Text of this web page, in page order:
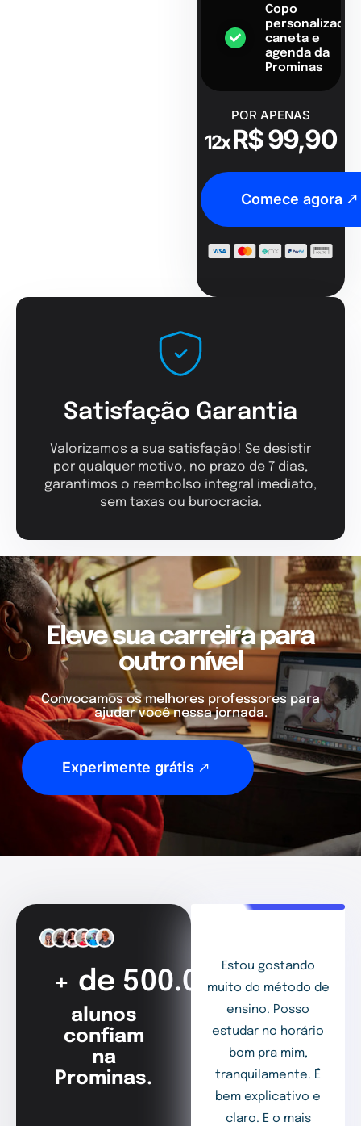
Copo
personalizado,
caneta e
agenda da
Prominas
POR APENAS
12xR$ 99,90
Comece agora
Satisfação Garantia
Valorizamos a sua satisfação! Se desistir
por qualquer motivo, no prazo de 7 dias,
garantimos o reembolso integral imediato,
sem taxas ou burocracia.
Eleve sua carreira para
outro nível
Convocamos os melhores professores para
ajudar você nessa jornada.
Experimente grátis
+ de 500.000
alunos
confiam
na
Prominas.
Estou gostando
muito do método de
ensino. Posso
estudar no horário
bom pra mim,
tranquilamente. É
bem explicativo e
claro. E o mais